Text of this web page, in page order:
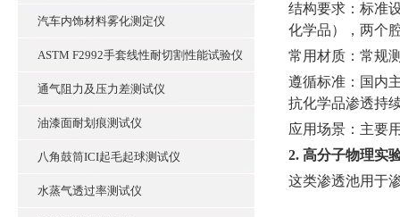
汽车内饰材料雾化测定仪
ASTM F2992手套线性耐切割性能试验仪
通气阻力及压力差测试仪
油漆面耐划痕测试仪
八角鼓筒ICI起毛起球测试仪
水蒸气透过率测试仪
结构要求‌：标准
化学品），两个
常用材质‌：常规
遵循标准‌：国内
抗化学品渗透持
应用场景‌：主要
2. 高分子物理实
这类渗透池用于